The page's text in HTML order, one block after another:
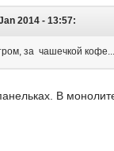
2014 - 13:57:
за чашечкой
В